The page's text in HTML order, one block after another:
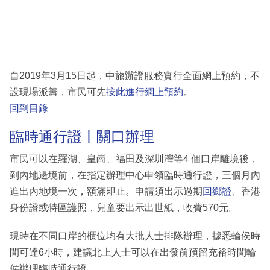
自2019年3月15日起，中旅辦證服務實行全面網上預約，不
設現場派籌，市民可先按此進行網上預約。
回到目錄
臨時通行證丨關口辦理
市民可以在羅湖、皇崗、福田及深圳灣等4 個口岸離境後，
到內地邊境前，在指定辦理中心申領臨時通行證，三個月內
進出內地境一次，額滿即止。申請須出示過期 回鄉證 、香港
身份證或特區護照，兒童要出示出世紙，收費570元。
現時在不同口岸的櫃位均有大批人士排隊辦理，據悉輪侯時
間可達6小時，建議北上人士可以在出發前預留充裕時間輪